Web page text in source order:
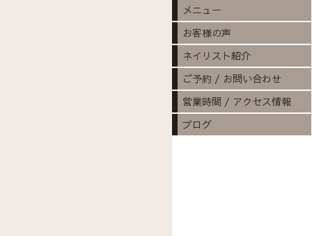
メニュー
お客様の声
ネイリスト紹介
ご予約 / お問い合わせ
営業時間 / アクセス情報
ブログ